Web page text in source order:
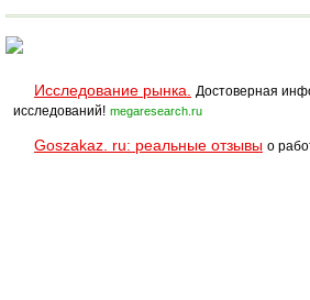
Исследование рынка.
Достоверная
исследований! megaresearch.ru
Goszakaz. ru: реальные отзывы о